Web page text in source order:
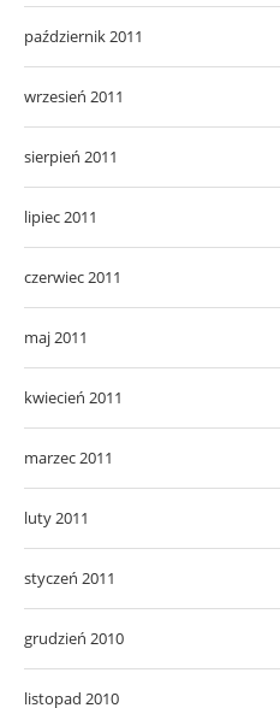
październik 2011
wrzesień 2011
sierpień 2011
lipiec 2011
czerwiec 2011
maj 2011
kwiecień 2011
marzec 2011
luty 2011
styczeń 2011
grudzień 2010
listopad 2010